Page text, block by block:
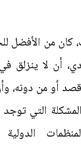
كان من الأفضل
أن لا ينزلق
أو من دونه،
التي توجد